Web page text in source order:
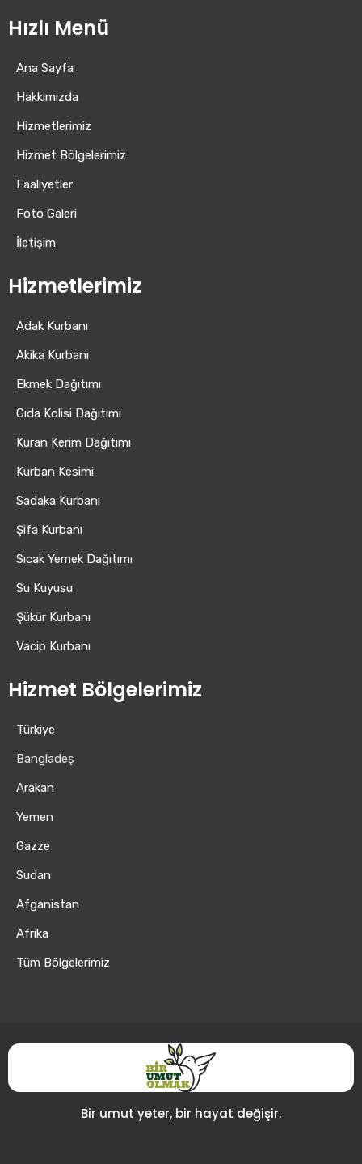
Hızlı Menü
Ana Sayfa
Hakkımızda
Hizmetlerimiz
Hizmet Bölgelerimiz
Faaliyetler
Foto Galeri
İletişim
Hizmetlerimiz
Adak Kurbanı
Akika Kurbanı
Ekmek Dağıtımı
Gıda Kolisi Dağıtımı
Kuran Kerim Dağıtımı
Kurban Kesimi
Sadaka Kurbanı
Şifa Kurbanı
Sıcak Yemek Dağıtımı
Su Kuyusu
Şükür Kurbanı
Vacip Kurbanı
Hizmet Bölgelerimiz
Türkiye
Bangladeş
Arakan
Yemen
Gazze
Sudan
Afganistan
Afrika
Tüm Bölgelerimiz
Bir umut yeter, bir hayat değişir.